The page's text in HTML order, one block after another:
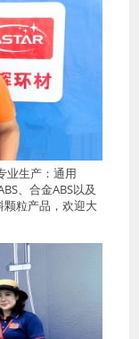
业生产：通用
、合金ABS以及
颗粒产品，欢迎大